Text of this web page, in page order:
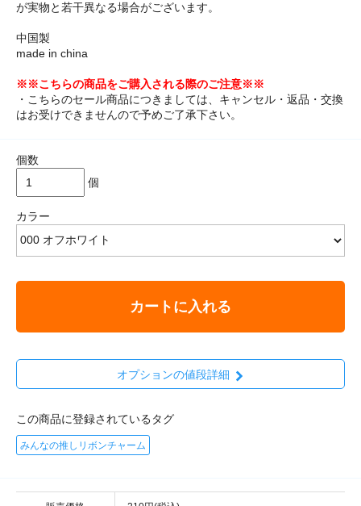
が実物と若干異なる場合がございます。
中国製
made in china
※※こちらの商品をご購入される際のご注意※※
・こちらのセール商品につきましては、キャンセル・返品・交換
はお受けできませんので予めご了承下さい。
個数
個
カラー
カートに入れる
オプションの値段詳細
この商品に登録されているタグ
みんなの推しリボンチャーム